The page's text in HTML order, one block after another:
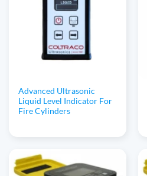
Advanced Ultrasonic
Liquid Level Indicator For
Fire Cylinders